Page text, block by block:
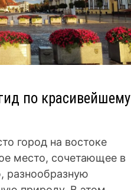
по красивейшему
город на востоке
место, сочетающее в
разнообразную